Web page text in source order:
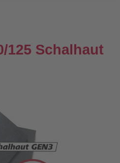
125 Schalhaut